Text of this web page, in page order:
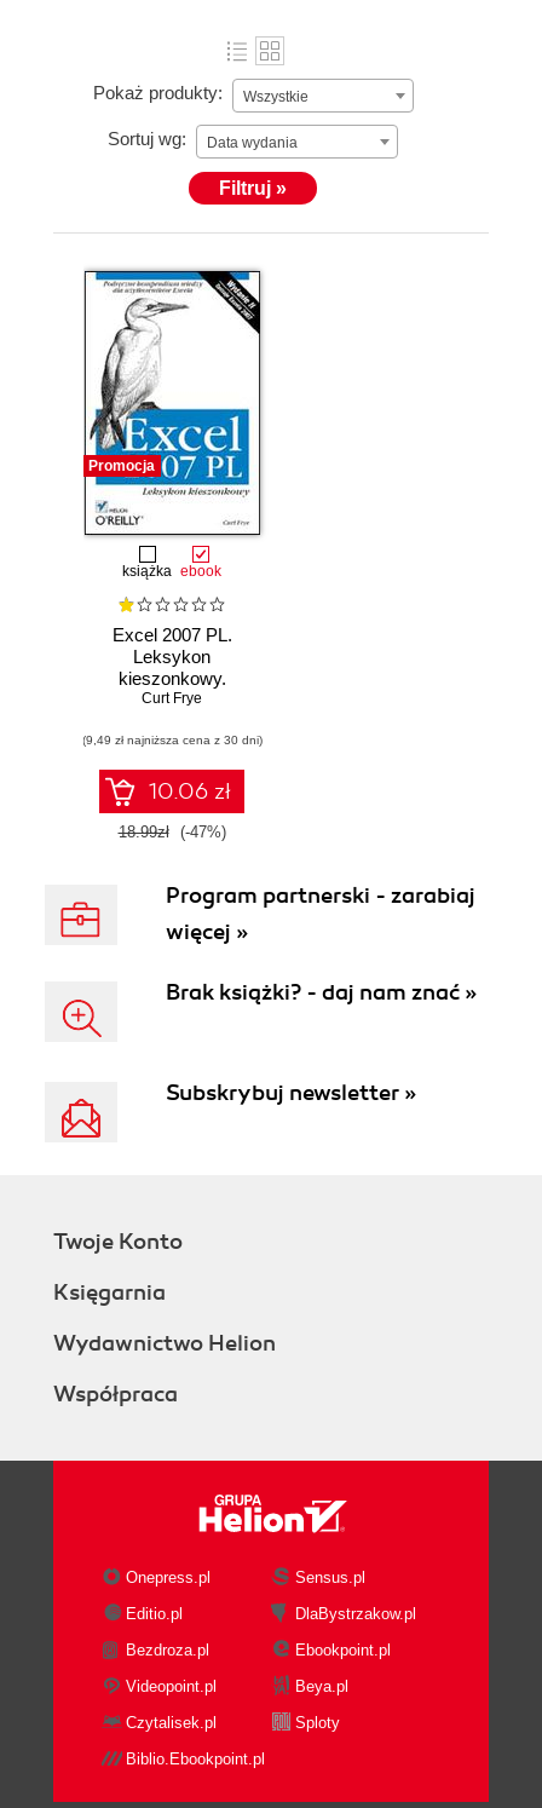
Pokaż produkty: Wszystkie
Sortuj wg: Data wydania
Filtruj »
Promocja
książka ebook
Excel 2007 PL.
Leksykon
kieszonkowy.
Wydanie II
Curt Frye
(9,49 zł najniższa cena z 30 dni)
10.06 zł
18.99zł (-47%)
Program partnerski - zarabiaj
więcej »
Brak książki? - daj nam znać »
Subskrybuj newsletter »
Twoje Konto
Księgarnia
Wydawnictwo Helion
Współpraca
Onepress.pl
Sensus.pl
Editio.pl
DlaBystrzakow.pl
Bezdroza.pl
Ebookpoint.pl
Videopoint.pl
Beya.pl
Czytalisek.pl
Sploty
Biblio.Ebookpoint.pl